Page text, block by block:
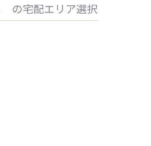
の宅配エリア選択